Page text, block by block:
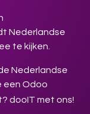
Nederlandse
te kijken.
Nederlandse
een Odoo
dooIT met ons!